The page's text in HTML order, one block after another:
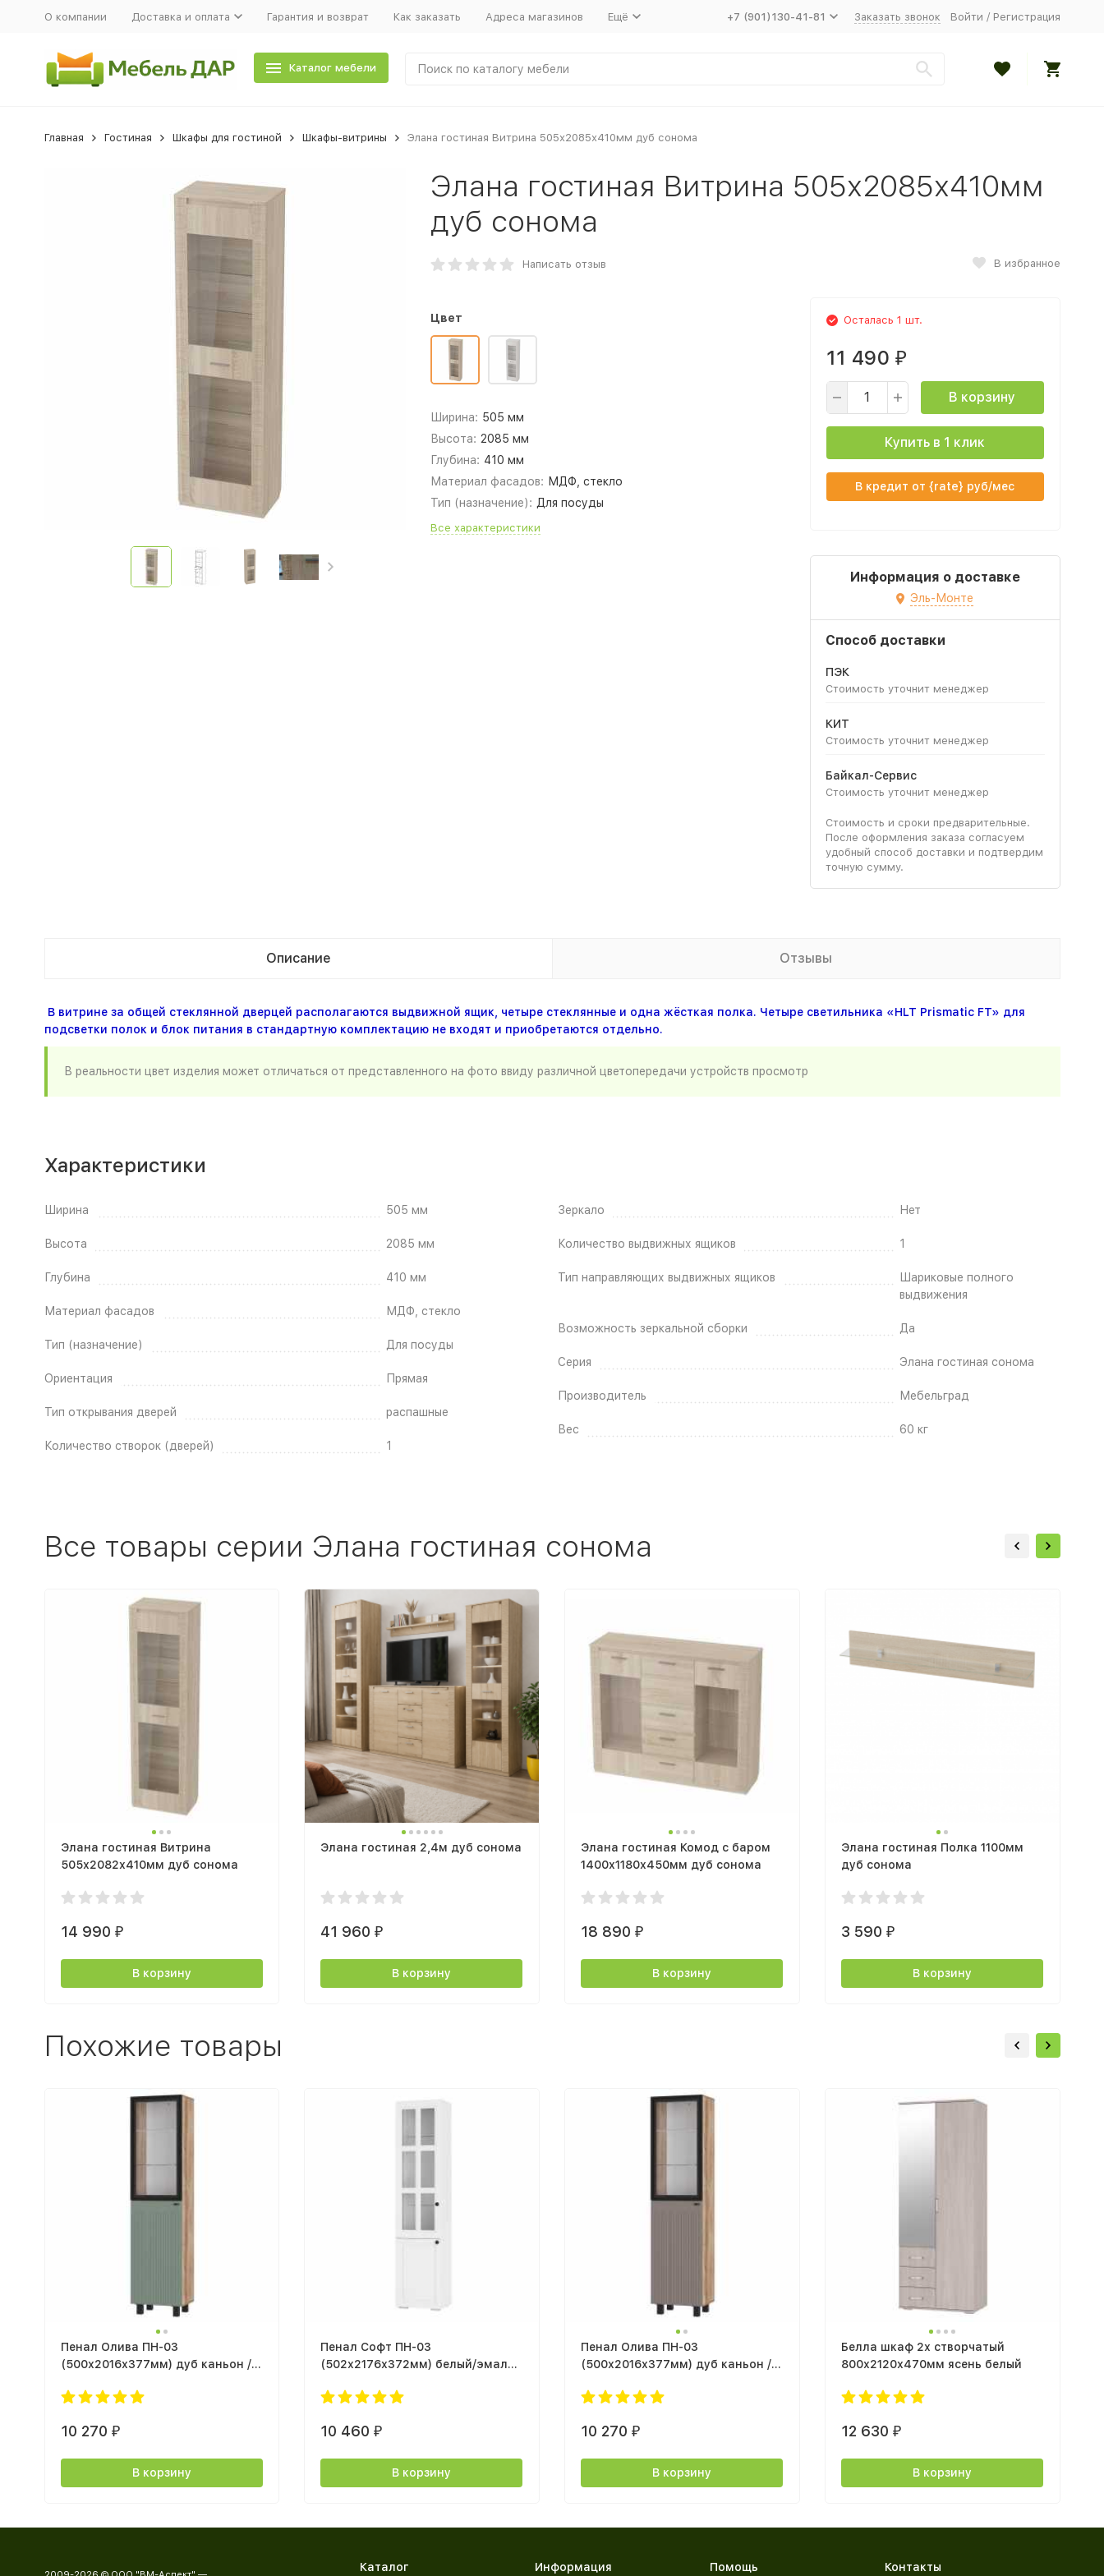
О компании Доставка и оплата Гарантия и возврат Как заказать Адреса магазинов Ещё +7 (901)130-41-81 Заказать звонок Войти / Регистрация
Каталог мебели
Главная Гостиная Шкафы для гостиной Шкафы-витрины Элана гостиная Витрина 505х2085х410мм дуб сонома
Элана гостиная Витрина 505х2085х410мм
дуб сонома
Написать отзыв В избранное
Цвет
Ширина: 505 мм
Высота: 2085 мм
Глубина: 410 мм
Материал фасадов: МДФ, стекло
Тип (назначение): Для посуды
Все характеристики
Осталась 1 шт.
11 490 ₽
В корзину
Купить в 1 клик
В кредит от {rate} руб/мес
Информация о доставке
Эль-Монте
Способ доставки
ПЭК
Стоимость уточнит менеджер
КИТ
Стоимость уточнит менеджер
Байкал-Сервис
Стоимость уточнит менеджер
Стоимость и сроки предварительные.
После оформления заказа согласуем
удобный способ доставки и подтвердим
точную сумму.
Описание Отзывы
В витрине за общей стеклянной дверцей располагаются выдвижной ящик, четыре стеклянные и одна жёсткая полка. Четыре светильника «HLT Prismatic FT» для
подсветки полок и блок питания в стандартную комплектацию не входят и приобретаются отдельно.
В реальности цвет изделия может отличаться от представленного на фото ввиду различной цветопередачи устройств просмотр
Характеристики
Ширина 505 мм
Высота 2085 мм
Глубина 410 мм
Материал фасадов МДФ, стекло
Тип (назначение) Для посуды
Ориентация Прямая
Тип открывания дверей распашные
Количество створок (дверей) 1
Зеркало Нет
Количество выдвижных ящиков 1
Тип направляющих выдвижных ящиков
Шариковые полного
выдвижения
Возможность зеркальной сборки Да
Серия Элана гостиная сонома
Производитель Мебельград
Вес 60 кг
Все товары серии Элана гостиная сонома
Элана гостиная Витрина
505х2082х410мм дуб сонома
14 990 ₽
В корзину
Элана гостиная 2,4м дуб сонома
41 960₽
В корзину
Элана гостиная Комод с баром
1400х1180х450мм дуб сонома
18 890 ₽
В корзину
Элана гостиная Полка 1100мм
дуб сонома
3 590 ₽
В корзину
Похожие товары
Пенал Олива ПН-03
(500х2016х377мм) дуб каньон /
10 270 ₽
В корзину
Пенал Софт ПН-03
(502х2176х372мм) белый/эмаль
10 460₽
В корзину
Пенал Олива ПН-03
(500х2016х377мм) дуб каньон /
10 270 ₽
В корзину
Белла шкаф 2х створчатый
800х2120х470мм ясень белый
12 630 ₽
В корзину
Каталог Информация Помощь Контакты